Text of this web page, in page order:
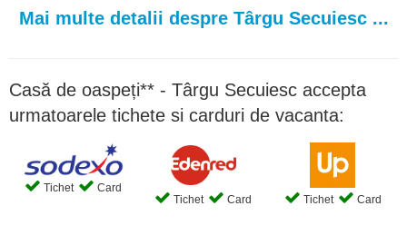
Mai multe detalii despre Târgu Secuiesc ...
Casă de oaspeți** - Târgu Secuiesc accepta
urmatoarele tichete si carduri de vacanta:
Tichet
Card
Tichet
Card Tichet Card